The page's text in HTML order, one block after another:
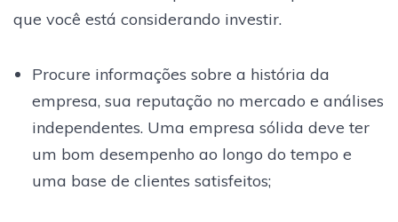
que você está considerando investir.
Procure informações sobre a história da
empresa, sua reputação no mercado e análises
independentes. Uma empresa sólida deve ter
um bom desempenho ao longo do tempo e
uma base de clientes satisfeitos;